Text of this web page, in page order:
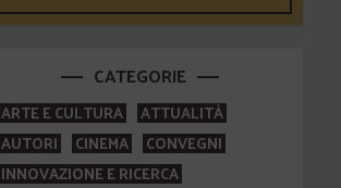
CATEGORIE
ARTE E CULTURA
ATTUALITÀ
AUTORI
CINEMA
CONVEGNI
INNOVAZIONE E RICERCA